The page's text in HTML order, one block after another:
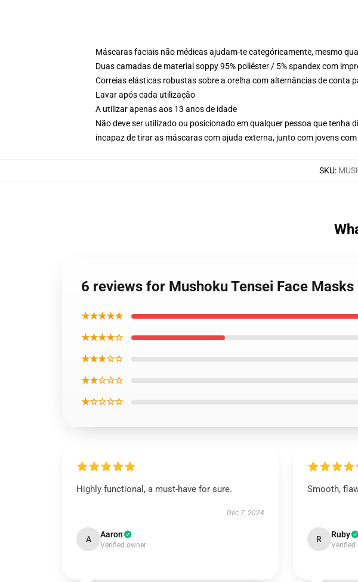
Máscaras faciais não médicas ajudam-te categóricamente, mesmo
Duas camadas de material soppy 95% poliéster / 5% spandex com
Correias elásticas robustas sobre a orelha com alternâncias de conta
Lavar após cada utilização
A utilizar apenas aos 13 anos de idade
Não deve ser utilizado ou posicionado em qualquer pessoa que
incapaz de tirar as máscaras com ajuda externa, junto com jovens
SKU:
6 reviews for Mushoku Tensei Face
★★★★★
★★★★☆
★★★☆☆
★★☆☆☆
★☆☆☆☆
Highly functional, a must-have for sure.
Dec 7, 2024
A Aaron
Verified owner
Smooth,
R Ruby
Verified